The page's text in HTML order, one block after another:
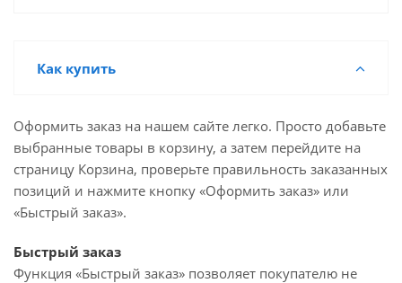
Как купить
Оформить заказ на нашем сайте легко. Просто добавьте
выбранные товары в корзину, а затем перейдите на
страницу Корзина, проверьте правильность заказанных
позиций и нажмите кнопку «Оформить заказ» или
«Быстрый заказ».
Быстрый заказ
Функция «Быстрый заказ» позволяет покупателю не